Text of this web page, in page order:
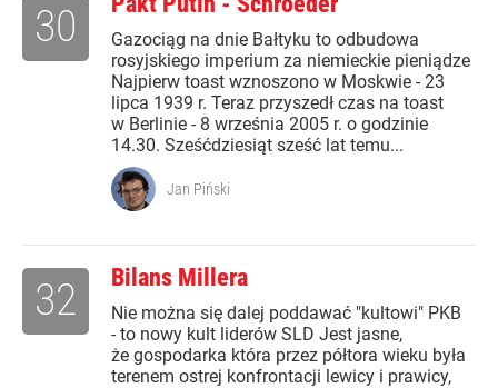
Gazociąg na dnie Bałtyku to odbudowa
rosyjskiego imperium za niemieckie pieniądze
Najpierw toast wznoszono w Moskwie - 23
lipca 1939 r. Teraz przyszedł czas na toast
w Berlinie - 8 września 2005 r. o godzinie
14.30. Sześćdziesiąt sześć lat temu...
30
Jan Piński
Bilans Millera
Nie można się dalej poddawać "kultowi" PKB
- to nowy kult liderów SLD Jest jasne,
że gospodarka która przez półtora wieku była
terenem ostrej konfrontacji lewicy i prawicy,
32